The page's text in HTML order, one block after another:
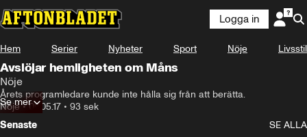
Logga in
Hem Serier Nyheter Sport Nöje Livsstil
Avslöjar hemligheten om Måns
Nöje
Årets programledare kunde inte hålla sig från att berätta.
Nöje•09.05.17 • 93 sek
Se mer
Senaste
SE ALLA